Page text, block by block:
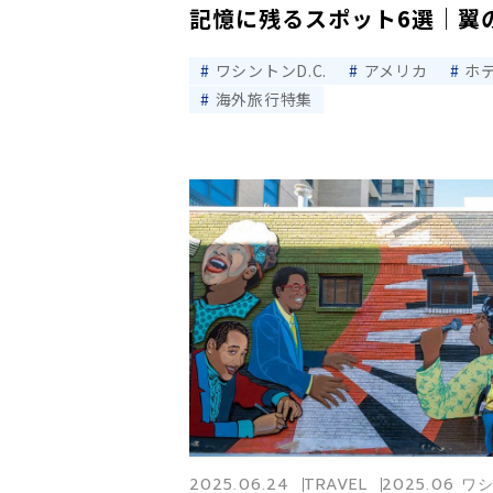
記憶に残るスポット6選｜翼
ワシントンD.C. アメリカ
ホ
海外旅行特集
2025.06.24 TRAVEL 2025.06 ワシ